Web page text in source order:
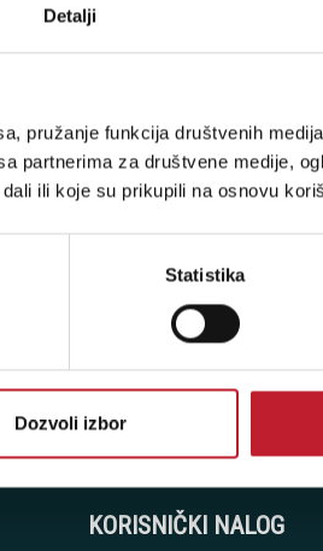
Detalji
pružanje funkcija društvenih
partnerima za društvene medije,
ili koje su prikupili na osnovu
Statistika
Dozvoli izbor
policu-stalak
KORISNIČKI NALOG